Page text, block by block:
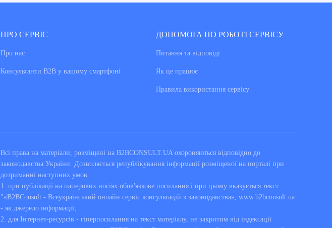
ПРО СЕРВІС
Про нас
Консультанти В2В у вашому смартфоні
ДОПОМОГА ПО РОБОТІ СЕРВІСУ
Питання та вiдповiдi
Як це працює
Правила використання сервiсу
Всі права на матеріали, розміщені на B2BCONSULT.UA охороняються відповідно до
законодавства України. Дозволяється републікування інформації розміщеної на порталі при
дотриманні наступних умов:
1. при публікації на паперових носіях обов'язкове посилання і при цьому вказується текст
"«B2BConsult - Всеукраїнський онлайн сервіс консультацій з законодавства», www.b2bconsult.ua
- як джерело інформації;
2. для Інтернет-ресурсів - гіперпосилання на текст матеріалу, не закритим від індексації